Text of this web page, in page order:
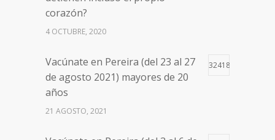
corazón?
4 OCTUBRE, 2020
Vacúnate en Pereira (del 23 al 27
de agosto 2021) mayores de 20
años
32418
21 AGOSTO, 2021